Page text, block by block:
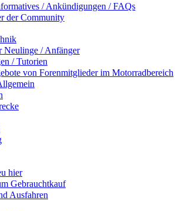
/ Ankündigungen / FAQs
der Community
/ Anfänger
/ Tutorien
von Forenmitglieder im Motorradbereich
hier
Gebrauchtkauf
Ausfahren